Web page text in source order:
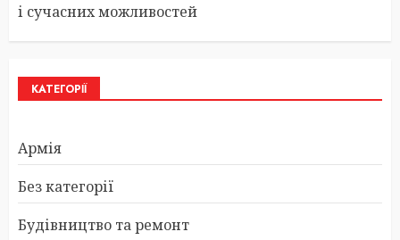
і сучасних можливостей
КАТЕГОРІЇ
Армія
Без категорії
Будівництво та ремонт